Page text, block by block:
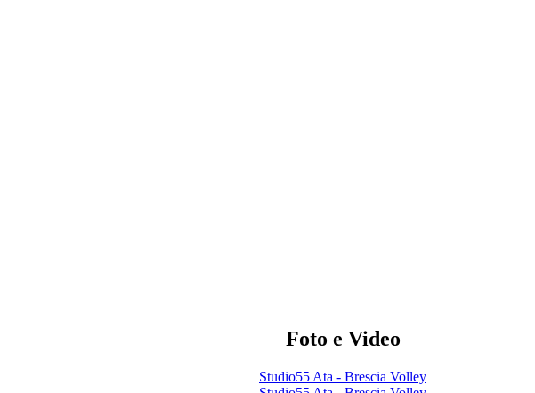
Foto e Video
Studio55 Ata - Brescia Volley